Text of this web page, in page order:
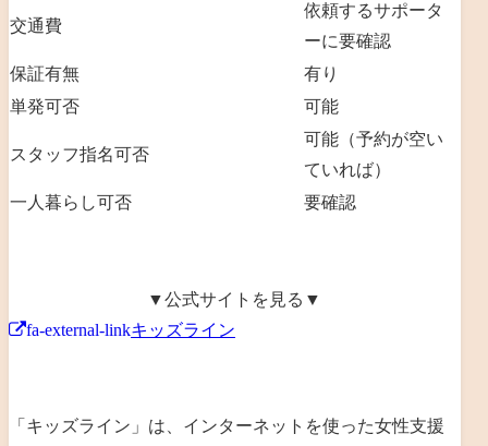
交通費
依頼するサポータ
ーに要確認
保証有無
有り
単発可否
可能
スタッフ指名可否
可能（予約が空い
ていれば）
一人暮らし可否
要確認
▼公式サイトを見る▼
fa-external-linkキッズライン
「キッズライン」は、 インターネットを使った女性支援